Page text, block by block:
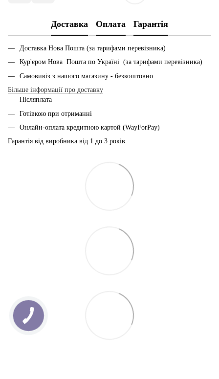
Доставка Оплата Гарантія
Доставка Нова Пошта (за тарифами перевізника)
Кур'єром Нова Пошта по Україні (за тарифами перевізника)
Самовивіз з нашого магазину - безкоштовно
Більше інформації про доставку
Післяплата
Готівкою при отриманні
Онлайн-оплата кредитною картой (WayForPay)
Гарантія від виробника від 1 до 3 років.